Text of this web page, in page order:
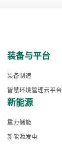
装备与平台
装备制造
智慧环境管理云平台
新能源
重力储能
新能源发电